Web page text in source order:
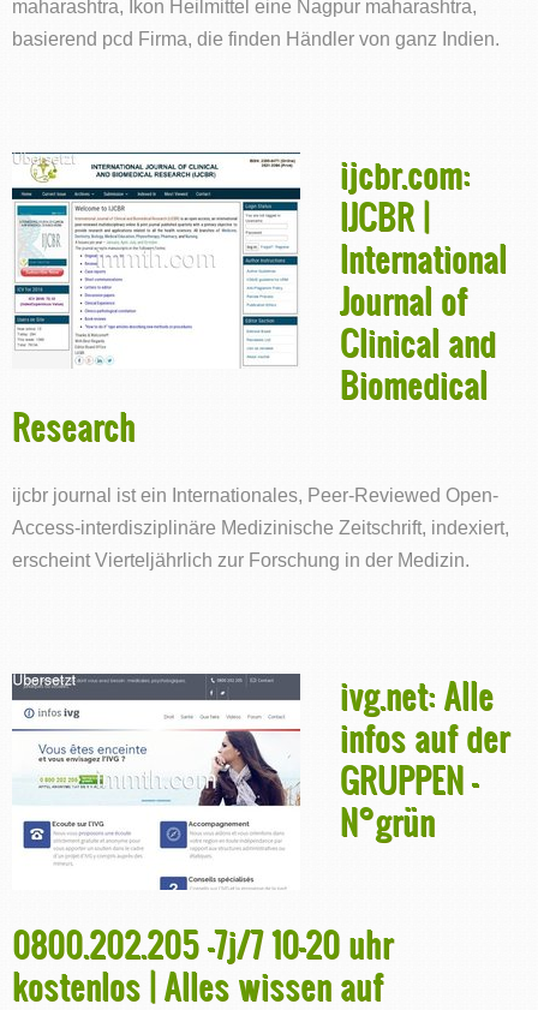
maharashtra, Ikon Heilmittel eine Nagpur maharashtra,
basierend pcd Firma, die finden Händler von ganz Indien.
ijcbr.com:
IJCBR |
International
Journal of
Clinical and
Biomedical
Research
ijcbr journal ist ein Internationales, Peer-Reviewed Open-
Access-interdisziplinäre Medizinische Zeitschrift, indexiert,
erscheint Vierteljährlich zur Forschung in der Medizin.
ivg.net: Alle
infos auf der
GRUPPEN -
N°grün
0800.202.205 -7j/7 10-20 uhr
kostenlos | Alles wissen auf